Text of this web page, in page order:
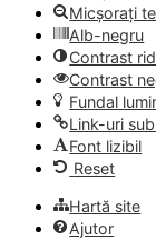
Micșorați
Alb-negru
Contrast
Contrast
Fundal
Link-uri
Font lizibil
Reset
Hartă site
Ajutor